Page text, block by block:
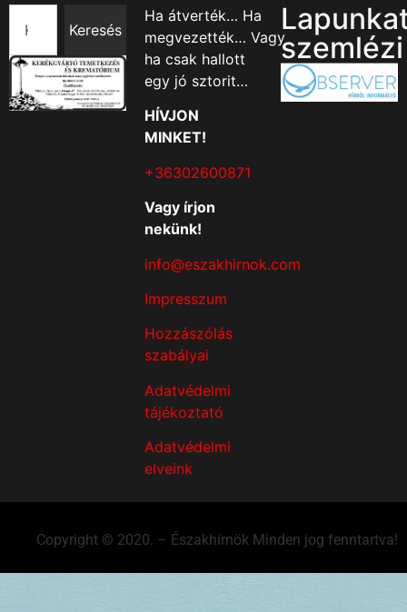
Keresés
Ha átverték… Ha
megvezették… Vagy
ha csak hallott
egy jó sztorit…
HÍVJON
MINKET!
+36302600871
Vagy írjon
nekünk!
info@eszakhirnok.com
Impresszum
Hozzászólás
szabályai
Adatvédelmi
tájékoztató
Adatvédelmi
elveink
szemlézi
Copyright © 2020. – Északhírnök Minden jog fenntartva!